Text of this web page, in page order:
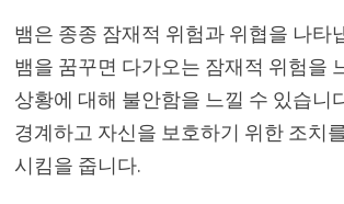
뱀은 종종 잠재적 위험과 위협을 나타
뱀을 꿈꾸면 다가오는 잠재적 위험을
상황에 대해 불안함을 느낄 수 있습니
경계하고 자신을 보호하기 위한 조치
시킴을 줍니다.